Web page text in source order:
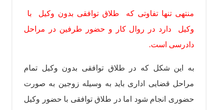
منتهی تنها تفاوتی که طلاق توافقی بدون وکیل با
وکیل دارد در روال کار و حضور طرفین در مراحل
دادرسی است.
به این شکل که در طلاق توافقی بدون وکیل تمام
مراحل قضایی اداری باید به وسیله زوجین به صورت
حضوری انجام شود اما در طلاق توافقی با حضور وکیل